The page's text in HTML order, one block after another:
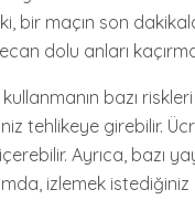
bir maçın son
dolu anları
bazı
tehlikeye girebilir.
Ayrıca, bazı
izlemek istediğiniz